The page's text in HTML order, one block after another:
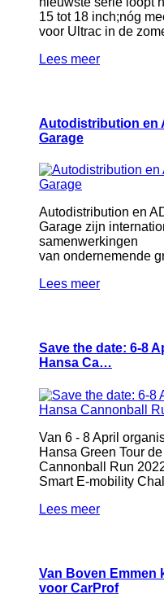
15 tot 18 inch;nóg
voor Ultrac in de
Lees meer
Autodistribution en
Garage
Autodistribution en
Garage zijn
samenwerkingen
van ondernemende
Lees meer
Save the date: 6-8
Hansa Ca…
Van 6 - 8 April
Hansa Green Tour
Cannonball Run
Smart E-mobility
Lees meer
Van Boven Emmen
voor CarProf